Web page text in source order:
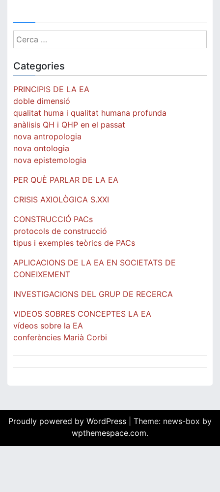
Cerca:
Categories
PRINCIPIS DE LA EA
doble dimensió
qualitat huma i qualitat humana profunda
anàlisis QH i QHP en el passat
nova antropologia
nova ontologia
nova epistemologia
PER QUÈ PARLAR DE LA EA
CRISIS AXIOLÒGICA S.XXI
CONSTRUCCIÓ PACs
protocols de construcció
tipus i exemples teòrics de PACs
APLICACIONS DE LA EA EN SOCIETATS DE
CONEIXEMENT
INVESTIGACIONS DEL GRUP DE RECERCA
VIDEOS SOBRES CONCEPTES LA EA
vídeos sobre la EA
conferències Marià Corbi
Proudly powered by WordPress
Theme: news-box by
wpthemespace.com.